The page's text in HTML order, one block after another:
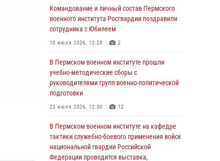
В Пермском военном институте на кафедре
тактики служебно-боевого применения войск
национальной гвардии Российской
посвящённая войскам правопорядка
10 июля 2026, 14:30 8
В Пермском военном институте состоялся
выпуск слушателей курсов повышения
квалификации офицерского состава
Командование и личный состав Пермского
военного института Росгвардии поздравили
сотрудника с Юбилеем
10 июля 2026, 12:28 2
В Пермском военном институте прошли
учебно-методические сборы с
руководителями групп военно-политической
подготовки
23 июля 2026, 12:00 12
В Пермском военном институте на кафедре
тактики служебно-боевого применения войск
национальной гвардии Российской
Федерации проводится выставка,